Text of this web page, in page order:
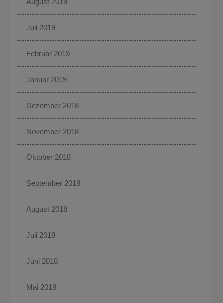
Juli 2019
Februar 2019
Januar 2019
Dezember 2018
November 2018
Oktober 2018
September 2018
August 2018
Juli 2018
Juni 2018
Mai 2018